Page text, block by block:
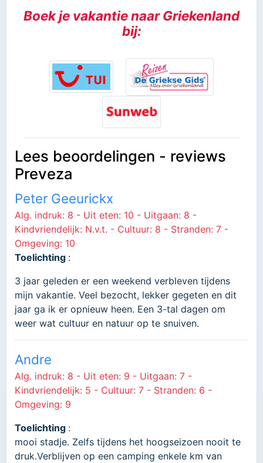
Boek je vakantie naar Griekenland
bij:
Lees beoordelingen - reviews
Preveza
Peter Geeurickx
Alg. indruk: 8 - Uit eten: 10 - Uitgaan: 8 -
Kindvriendelijk: N.v.t. - Cultuur: 8 - Stranden: 7 -
Omgeving: 10
Toelichting :
3 jaar geleden er een weekend verbleven tijdens
mijn vakantie. Veel bezocht, lekker gegeten en dit
jaar ga ik er opnieuw heen. Een 3-tal dagen om
weer wat cultuur en natuur op te snuiven.
Andre
Alg. indruk: 8 - Uit eten: 9 - Uitgaan: 7 -
Kindvriendelijk: 5 - Cultuur: 7 - Stranden: 6 -
Omgeving: 9
Toelichting :
mooi stadje. Zelfs tijdens het hoogseizoen nooit te
druk.Verblijven op een camping enkele km van